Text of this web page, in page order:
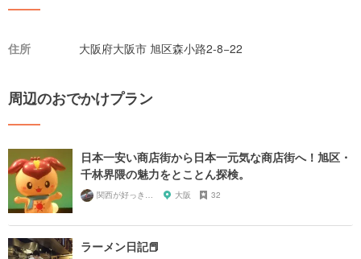
住所 大阪府大阪市 旭区森小路2-8−22
周辺のおでかけプラン
日本一安い商店街から日本一元気な商店街へ！旭区・
千林界隈の魅力をとことん探検。
大阪 32
ラーメン日記📕